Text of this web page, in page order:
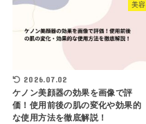
美容
2026.07.02
ケノン美顔器の効果を画像で評
価！使用前後の肌の変化や効果的
な使用方法を徹底解説！